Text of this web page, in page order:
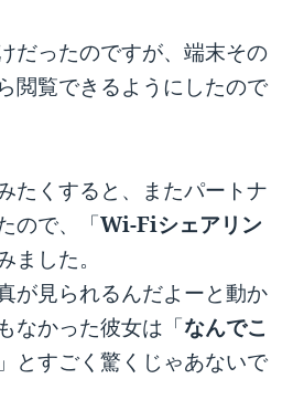
だったのですが、端末その
閲覧できるようにしたので
たくすると、またパートナ
ので、「Wi-Fiシェアリン
した。
が見られるんだよーと動か
なかった彼女は「なんでこ
」とすごく驚くじゃあないで